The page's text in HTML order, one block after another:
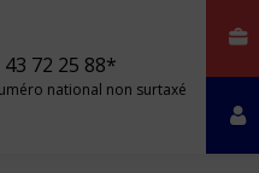
43 72 25 88*
national non surtaxé